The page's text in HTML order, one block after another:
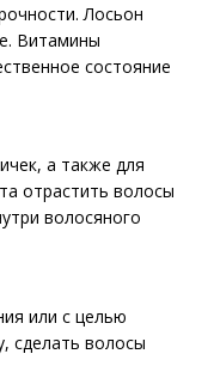
Лосьон
Витамины
состояние
а также для
отрастить волосы
волосяного
или с целью
сделать волосы